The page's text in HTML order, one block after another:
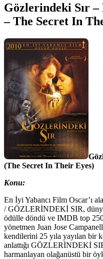
Gözlerindeki Sır –
– The Secret In
(The Secret In Their Eyes)
Konu:
En İyi Yabancı Film Oscar’ı
/ GÖZLERİNDEKİ SIR,
ödülle döndü ve IMDB top
yönetmen Juan Jose
kendilerini 25 yıla yayılan bir
anlattığı GÖZLERİNDEKİ
harmanlayan olağanüstü bir